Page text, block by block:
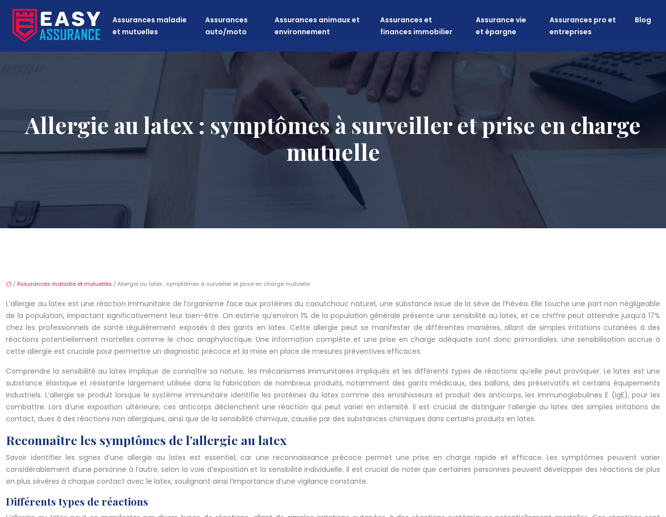
Assurances maladie
et mutuelles
Assurances
auto/moto
Assurances animaux et
environnement
Assurances et
finances immobilier
Assurance vie
et épargne
Assurances pro et
entreprises
Blog
Allergie au latex : symptômes à surveiller et prise en charge
mutuelle
/Assurances maladie et mutuelles / Allergie au latex : symptômes à surveiller et prise en charge mutuelle
L’allergie au latex est une réaction immunitaire de l’organisme face aux protéines du caoutchouc naturel, une substance issue de la sève de l’hévéa. Elle touche une part non négligeable
de la population, impactant significativement leur bien-être. On estime qu’environ 1% de la population générale présente une sensibilité au latex, et ce chiffre peut atteindre jusqu’à 17%
chez les professionnels de santé régulièrement exposés à des gants en latex. Cette allergie peut se manifester de différentes manières, allant de simples irritations cutanées à des
réactions potentiellement mortelles comme le choc anaphylactique. Une information complète et une prise en charge adéquate sont donc primordiales. Une sensibilisation accrue à
cette allergie est cruciale pour permettre un diagnostic précoce et la mise en place de mesures préventives efficaces.
Comprendre la sensibilité au latex implique de connaître sa nature, les mécanismes immunitaires impliqués et les différents types de réactions qu’elle peut provoquer. Le latex est une
substance élastique et résistante largement utilisée dans la fabrication de nombreux produits, notamment des gants médicaux, des ballons, des préservatifs et certains équipements
industriels. L’allergie se produit lorsque le système immunitaire identifie les protéines du latex comme des envahisseurs et produit des anticorps, les immunoglobulines E (IgE), pour les
combattre. Lors d’une exposition ultérieure, ces anticorps déclenchent une réaction qui peut varier en intensité. Il est crucial de distinguer l’allergie au latex des simples irritations de
contact, dues à des réactions non allergiques, ainsi que de la sensibilité chimique, causée par des substances chimiques dans certains produits en latex.
Reconnaître les symptômes de l’allergie au latex
Savoir identifier les signes d’une allergie au latex est essentiel, car une reconnaissance précoce permet une prise en charge rapide et efficace. Les symptômes peuvent varier
considérablement d’une personne à l’autre, selon la voie d’exposition et la sensibilité individuelle. Il est crucial de noter que certaines personnes peuvent développer des réactions de plus
en plus sévères à chaque contact avec le latex, soulignant ainsi l’importance d’une vigilance constante.
Différents types de réactions